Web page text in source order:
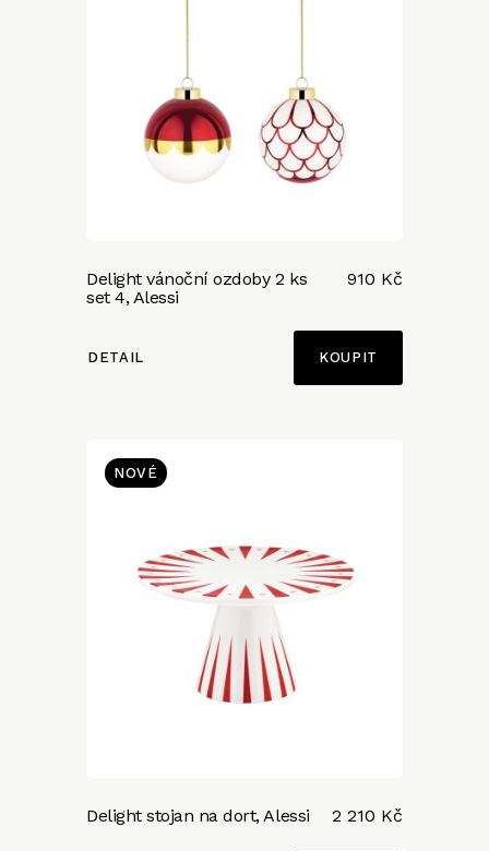
Delight vánoční ozdoby 2 ks
set 4, Alessi
910 Kč
DETAIL
NOVÉ
Delight stojan na dort, Alessi 2 210 Kč